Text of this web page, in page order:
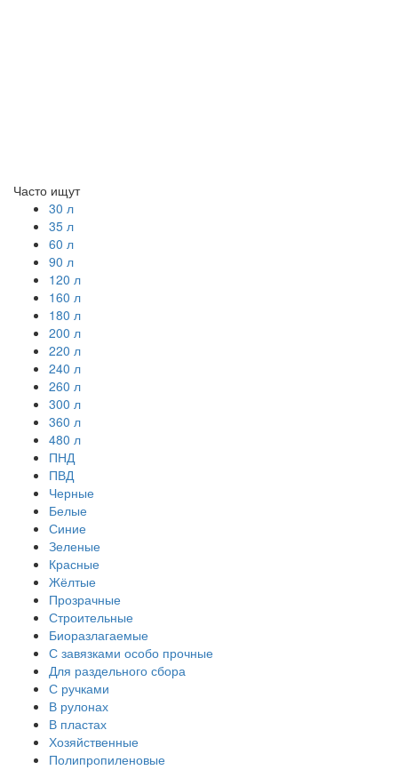
Часто ищут
30 л
35 л
60 л
90 л
120 л
160 л
180 л
200 л
220 л
240 л
260 л
300 л
360 л
480 л
ПНД
ПВД
Черные
Белые
Синие
Зеленые
Красные
Жёлтые
Прозрачные
Строительные
Биоразлагаемые
С завязками особо прочные
Для раздельного сбора
С ручками
В рулонах
В пластах
Хозяйственные
Полипропиленовые